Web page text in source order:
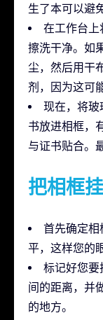
生了本可以避
在工作台上
擦洗干净。如
尘，然后用干
剂，因为这可
现在，将玻
书放进相框，
与证书贴合。
把相框
首先确定相
平，这样您的
标记好您要
间的距离，并
的地方。